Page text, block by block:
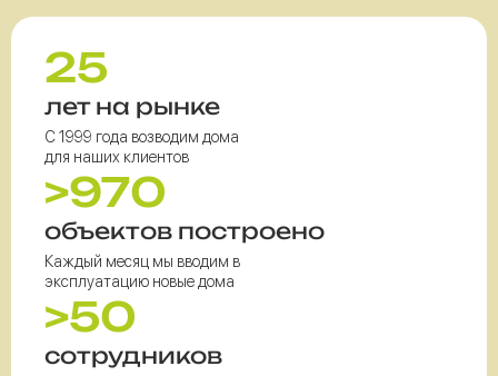
25
лет на рынке
С 1999 года возводим дома
для наших клиентов
>970
объектов построено
Каждый месяц мы вводим в
эксплуатацию новые дома
>50
сотрудников